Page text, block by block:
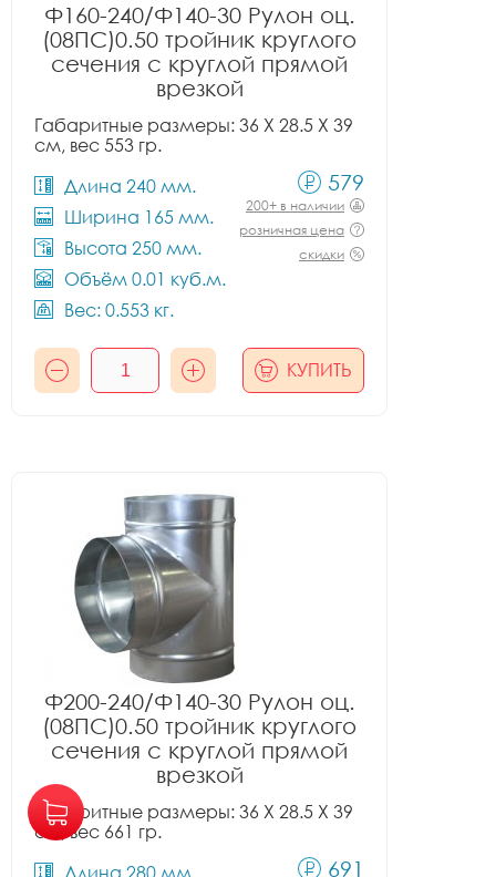
Ф160-240/Ф140-30 Рулон оц.
(08ПС)0.50 тройник круглого
сечения с круглой прямой
врезкой
Габаритные размеры: 36 X 28.5 X 39
см, вес 553 гр.
Длина 240 мм.
Ширина 165 мм.
Высота 250 мм.
Объём 0.01 куб.м.
Вес: 0.553 кг.
579
200+ в наличии
розничная цена
скидки
КУПИТЬ
Ф200-240/Ф140-30 Рулон оц.
(08ПС)0.50 тройник круглого
сечения с круглой прямой
врезкой
Габаритные размеры: 36 X 28.5 X 39
см, вес 661 гр.
Длина 280 мм.
691